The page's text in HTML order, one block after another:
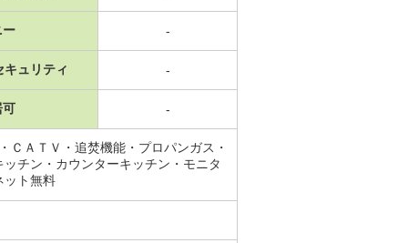
ー -
キュリティ -
可 -
ＣＡＴＶ・追焚機能・プロパンガス・
チン・カウンターキッチン・モニタ
ット無料